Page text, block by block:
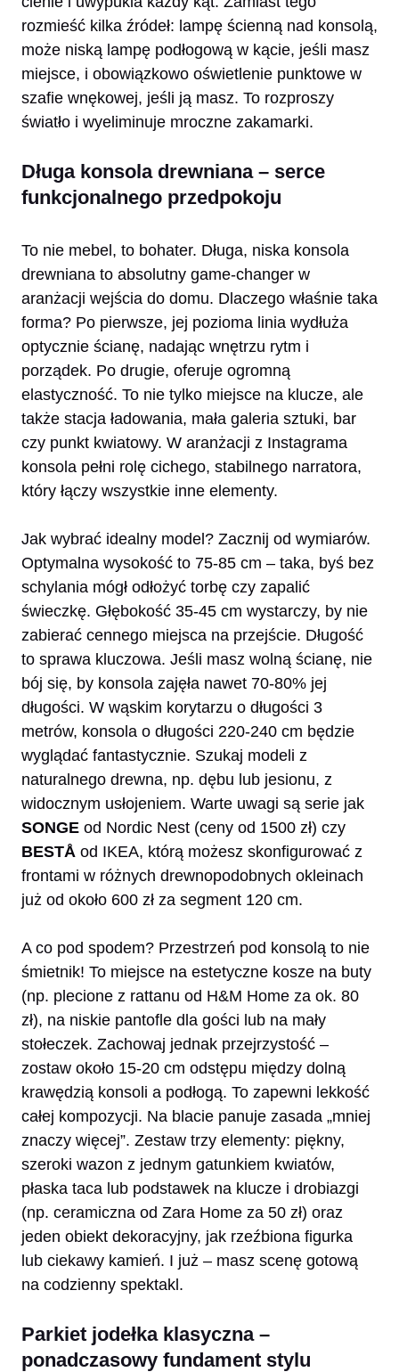
rozmieść kilka źródeł: lampę ścienną nad konsolą,
może niską lampę podłogową w kącie, jeśli masz
miejsce, i obowiązkowo oświetlenie punktowe w
szafie wnękowej, jeśli ją masz. To rozproszy
światło i wyeliminuje mroczne zakamarki.
Długa konsola drewniana – serce
funkcjonalnego przedpokoju
To nie mebel, to bohater. Długa, niska konsola
drewniana to absolutny game-changer w
aranżacji wejścia do domu. Dlaczego właśnie taka
forma? Po pierwsze, jej pozioma linia wydłuża
optycznie ścianę, nadając wnętrzu rytm i
porządek. Po drugie, oferuje ogromną
elastyczność. To nie tylko miejsce na klucze, ale
także stacja ładowania, mała galeria sztuki, bar
czy punkt kwiatowy. W aranżacji z Instagrama
konsola pełni rolę cichego, stabilnego narratora,
który łączy wszystkie inne elementy.
Jak wybrać idealny model? Zacznij od wymiarów.
Optymalna wysokość to 75-85 cm – taka, byś bez
schylania mógł odłożyć torbę czy zapalić
świeczkę. Głębokość 35-45 cm wystarczy, by nie
zabierać cennego miejsca na przejście. Długość
to sprawa kluczowa. Jeśli masz wolną ścianę, nie
bój się, by konsola zajęła nawet 70-80% jej
długości. W wąskim korytarzu o długości 3
metrów, konsola o długości 220-240 cm będzie
wyglądać fantastycznie. Szukaj modeli z
naturalnego drewna, np. dębu lub jesionu, z
widocznym usłojeniem. Warte uwagi są serie jak
SONGE od Nordic Nest (ceny od 1500 zł) czy
BESTÅ od IKEA, którą możesz skonfigurować z
frontami w różnych drewnopodobnych okleinach
już od około 600 zł za segment 120 cm.
A co pod spodem? Przestrzeń pod konsolą to nie
śmietnik! To miejsce na estetyczne kosze na buty
(np. plecione z rattanu od H&M Home za ok. 80
zł), na niskie pantofle dla gości lub na mały
stołeczek. Zachowaj jednak przejrzystość –
zostaw około 15-20 cm odstępu między dolną
krawędzią konsoli a podłogą. To zapewni lekkość
całej kompozycji. Na blacie panuje zasada „mniej
znaczy więcej”. Zestaw trzy elementy: piękny,
szeroki wazon z jednym gatunkiem kwiatów,
płaska taca lub podstawek na klucze i drobiazgi
(np. ceramiczna od Zara Home za 50 zł) oraz
jeden obiekt dekoracyjny, jak rzeźbiona figurka
lub ciekawy kamień. I już – masz scenę gotową
na codzienny spektakl.
Parkiet jodełka klasyczna –
ponadczasowy fundament stylu